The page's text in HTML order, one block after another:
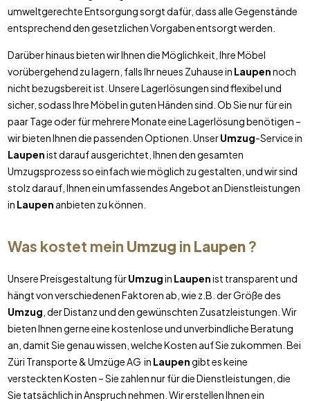
umweltgerechte Entsorgung sorgt dafür, dass alle Gegenstände
entsprechend den gesetzlichen Vorgaben entsorgt werden.
Darüber hinaus bieten wir Ihnen die Möglichkeit, Ihre Möbel
vorübergehend zu lagern, falls Ihr neues Zuhause in Laupennoch
nicht bezugsbereit ist. Unsere Lagerlösungen sind flexibel und
sicher, sodass Ihre Möbel in guten Händen sind. Ob Sie nur für ein
paar Tage oder für mehrere Monate eine Lagerlösung benötigen –
wir bieten Ihnen die passenden Optionen. UnserUmzug-Service in
Laupenist darauf ausgerichtet, Ihnen den gesamten
Umzugsprozess so einfach wie möglich zu gestalten, und wir sind
stolz darauf, Ihnen ein umfassendes Angebot an Dienstleistungen
in Laupen anbieten zu können.
Was kostet mein Umzug in Laupen?
Unsere Preisgestaltung fürUmzugin Laupenist transparent und
hängt von verschiedenen Faktoren ab, wie z.B. der Größe des
Umzug , der Distanz und den gewünschten Zusatzleistungen. Wir
bieten Ihnen gerne eine kostenlose und unverbindliche Beratung
an, damit Sie genau wissen, welche Kosten auf Sie zukommen. Bei
Züri Transporte & Umzüge AG in Laupengibt es keine
versteckten Kosten – Sie zahlen nur für die Dienstleistungen, die
Sie tatsächlich in Anspruch nehmen. Wir erstellen Ihnen ein